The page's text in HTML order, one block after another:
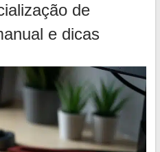
de
e dicas